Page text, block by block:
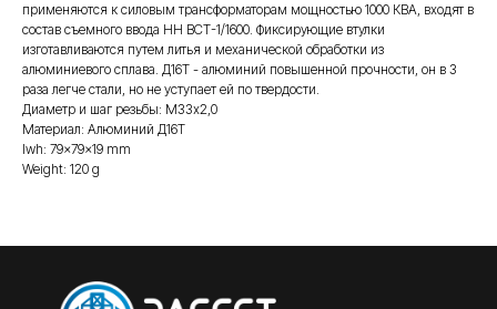
применяются к силовым трансформаторам мощностью 1000 КВА, входят в
состав съемного ввода НН ВСТ-1/1600. Фиксирующие втулки
изготавливаются путем литья и механической обработки из
алюминиевого сплава. Д16Т - алюминий повышенной прочности, он в 3
раза легче стали, но не уступает ей по твердости.
Диаметр и шаг резьбы: М33х2,0
Материал: Алюминий Д16Т
lwh: 79x79x19 mm
Weight: 120 g